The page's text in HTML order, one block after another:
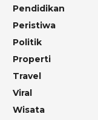
Pendidikan
Peristiwa
Politik
Properti
Travel
Viral
Wisata